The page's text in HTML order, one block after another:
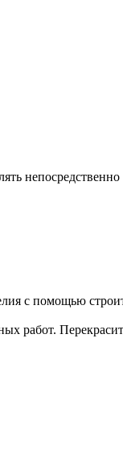
непосредственно
с помощью
работ.